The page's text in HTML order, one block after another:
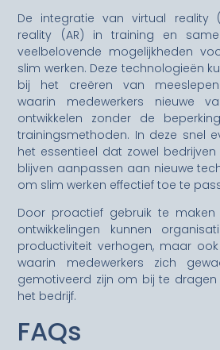
De integratie van virtual reality
reality (AR) in training en
veelbelovende mogelijkheden
slim werken. Deze technologieën
bij het creëren van
waarin medewerkers nieuwe
ontwikkelen zonder de
trainingsmethoden. In deze snel
het essentieel dat zowel
blijven aanpassen aan nieuwe
om slim werken effectief toe te
Door proactief gebruik te
ontwikkelingen kunnen
productiviteit verhogen, maar
waarin medewerkers zich
gemotiveerd zijn om bij te
het bedrijf.
FAQs